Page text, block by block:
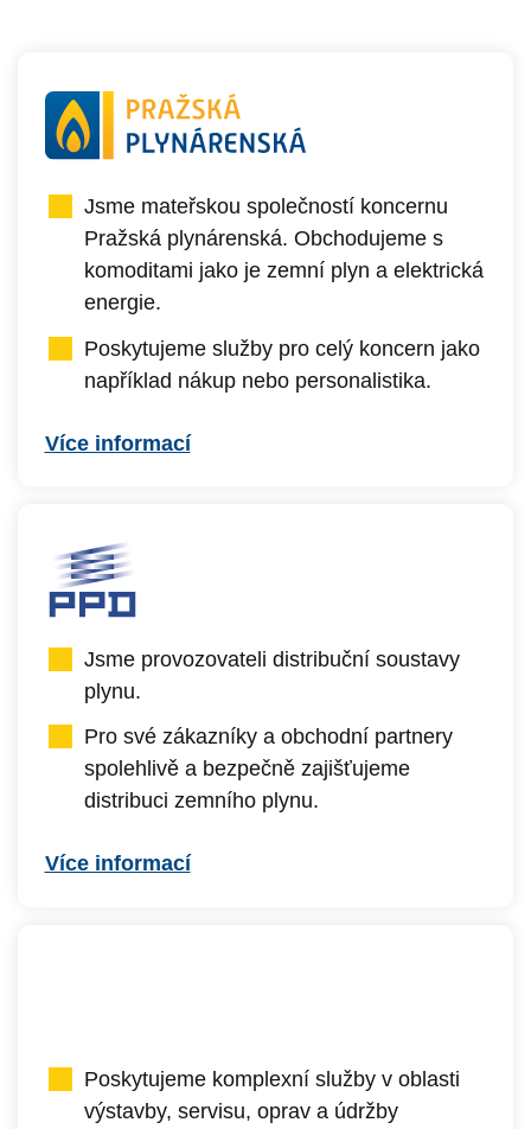
Jsme mateřskou společností koncernu
Pražská plynárenská. Obchodujeme s
komoditami jako je zemní plyn a elektrická
energie.
Poskytujeme služby pro celý koncern jako
například nákup nebo personalistika.
Více informací
Jsme provozovateli distribuční soustavy
plynu.
Pro své zákazníky a obchodní partnery
spolehlivě a bezpečně zajišťujeme
distribuci zemního plynu.
Více informací
Poskytujeme komplexní služby v oblasti
výstavby, servisu, oprav a údržby